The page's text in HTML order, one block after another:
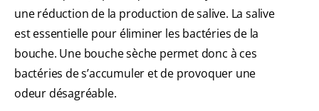
une réduction de la production de salive. La salive
est essentielle pour éliminer les bactéries de la
bouche. Une bouche sèche permet donc à ces
bactéries de s’accumuler et de provoquer une
odeur désagréable.